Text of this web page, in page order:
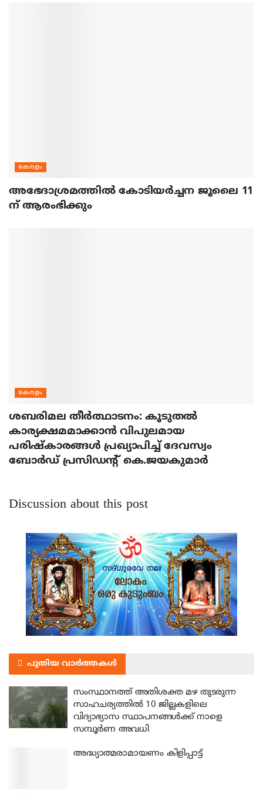
കേരളം
അഭേദാശ്രമത്തില്‍ കോടിയര്‍ച്ചന ജൂലൈ 11
ന് ആരംഭിക്കും
കേരളം
ശബരിമല തീര്‍ത്ഥാടനം: കൂടുതല്‍
കാര്യക്ഷമമാക്കാന്‍ വിപുലമായ
പരിഷ്‌കാരങ്ങള്‍ പ്രഖ്യാപിച്ച് ദേവസ്വം
ബോര്‍ഡ് പ്രസിഡന്റ് കെ.ജയകുമാര്‍
Discussion about this post
പുതിയ വാർത്തകൾ
സംസ്ഥാനത്ത് അതിശക്ത മഴ തുടരുന്ന
സാഹചര്യത്തിൽ 10 ജില്ലകളിലെ
വിദ്യാഭ്യാസ സ്ഥാപനങ്ങൾക്ക് നാളെ
സമ്പൂർണ അവധി
അദ്ധ്യാത്മരാമായണം കിളിപ്പാട്ട്